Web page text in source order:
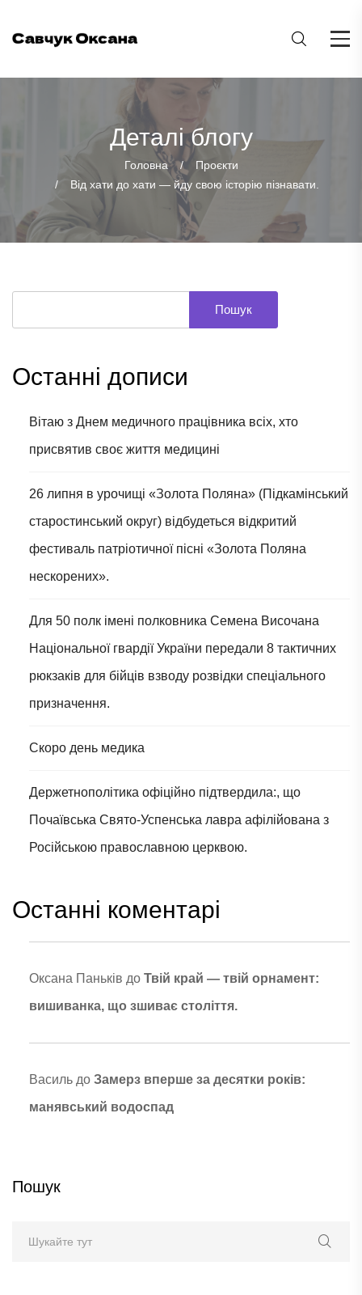
Деталі блогу
Головна
Проєкти
Від хати до хати — йду свою історію пізнавати.
Пошук
Останні дописи
Вітаю з Днем медичного працівника всіх, хто
присвятив своє життя медицині
26 липня в урочищі «Золота Поляна» (Підкамінський
старостинський округ) відбудеться відкритий
фестиваль патріотичної пісні «Золота Поляна
нескорених».
Для 50 полк імені полковника Семена Височана
Національної гвардії України передали 8 тактичних
рюкзаків для бійців взводу розвідки спеціального
призначення.
Скоро день медика
Держетнополітика офіційно підтвердила:, що
Почаївська Свято-Успенська лавра афілійована з
Російською православною церквою.
Останні коментарі
Оксана Паньків до Твій край — твій орнамент:
вишиванка, що зшиває століття.
Васильдо Замерз вперше за десятки років:
манявський водоспад
Пошук